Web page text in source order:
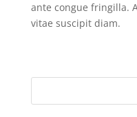
ante congue fringilla.
vitae suscipit diam.